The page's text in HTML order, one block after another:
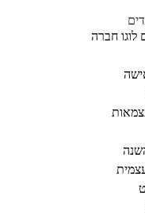
לוגו חברה